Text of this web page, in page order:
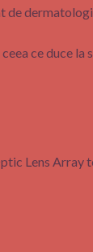
de
ce duce
Lens Array